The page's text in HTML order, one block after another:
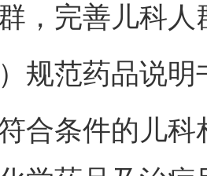
，完善儿科
范药品说明
条件的儿科